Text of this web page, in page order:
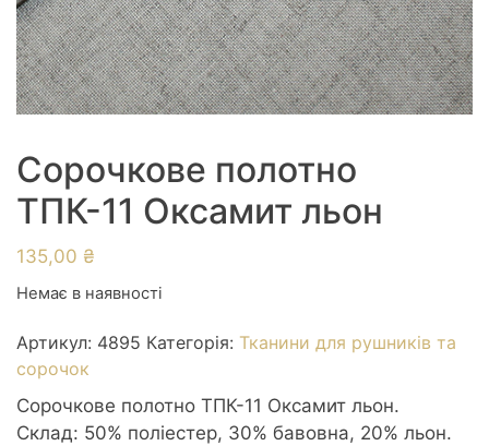
Сорочкове полотно
ТПК-11 Оксамит льон
135,00 ₴
Немає в наявності
Артикул: 4895 Категорія: Тканини для рушників та
сорочок
Сорочкове полотно ТПК-11 Оксамит льон.
Склад: 50% поліестер, 30% бавовна, 20% льон.